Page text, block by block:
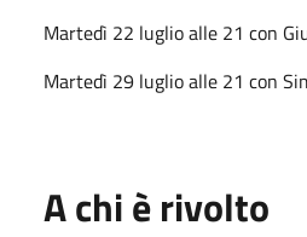
Martedì 22 luglio alle 21 con
Martedì 29 luglio alle 21 con
A chi è rivolto